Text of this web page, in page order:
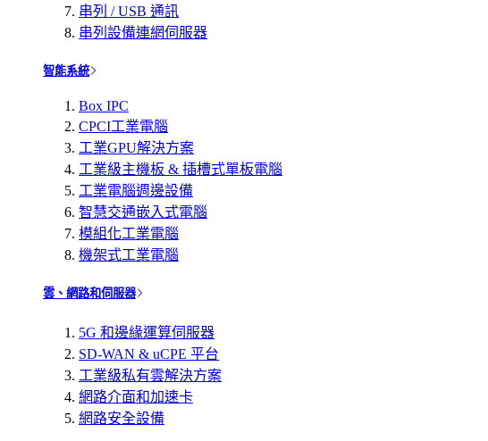
串列 / USB 通訊
串列設備連網伺服器
智能系統
Box IPC
CPCI工業電腦
工業GPU解決方案
工業級主機板 & 插槽式單板電腦
工業電腦週邊設備
智慧交通嵌入式電腦
模組化工業電腦
機架式工業電腦
雲、網路和伺服器
5G 和邊緣運算伺服器
SD-WAN & uCPE 平台
工業級私有雲解決方案
網路介面和加速卡
網路安全設備